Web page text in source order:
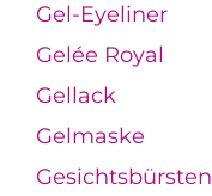
Gel-Eyeliner
Gelée Royal
Gellack
Gelmaske
Gesichtsbürsten